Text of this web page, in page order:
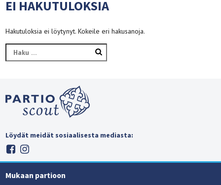
EI HAKUTULOKSIA
Hakutuloksia ei löytynyt. Kokeile eri hakusanoja.
Haku:
Löydät meidät sosiaalisesta mediasta:
Mukaan partioon